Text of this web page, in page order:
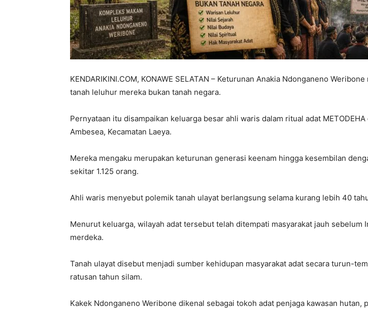
KENDARIKINI.COM, KONAWE SELATAN – Keturunan Anakia Ndonganeno
tanah leluhur mereka bukan tanah negara.
Pernyataan itu disampaikan keluarga besar ahli waris dalam ritual adat METODEHA
Ambesea, Kecamatan Laeya.
Mereka mengaku merupakan keturunan generasi keenam hingga kesembilan
sekitar 1.125 orang.
Ahli waris menyebut polemik tanah ulayat berlangsung selama kurang lebih 40
Menurut keluarga, wilayah adat tersebut telah ditempati masyarakat jauh sebelum
merdeka.
Tanah ulayat disebut menjadi sumber kehidupan masyarakat adat secara turun-
ratusan tahun silam.
Kakek Ndonganeno Weribone dikenal sebagai tokoh adat penjaga kawasan hutan,